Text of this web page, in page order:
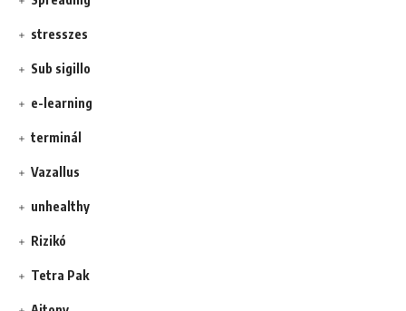
stresszes
Sub sigillo
e-learning
terminál
Vazallus
unhealthy
Rizikó
Tetra Pak